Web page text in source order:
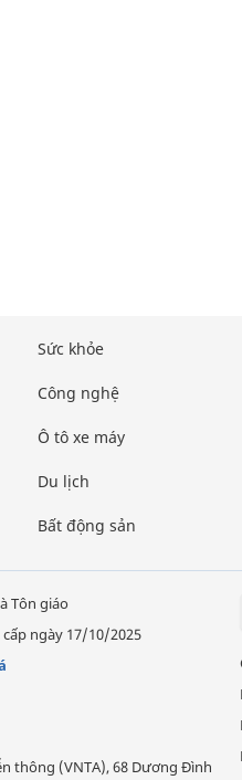
Sức khỏe
Công nghệ
Ô tô xe máy
Du lịch
Bất động sản
Tôn giáo
cấp ngày 17/10/2025
thông (VNTA), 68 Dương Đình